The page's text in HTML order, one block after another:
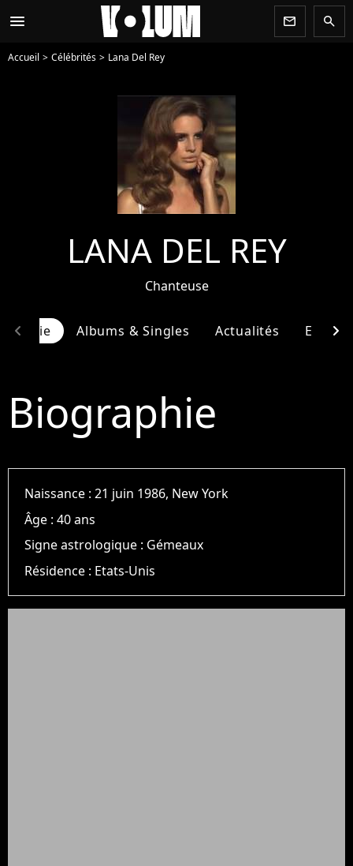
menu newsletter search
Accueil Célébrités Lana Del Rey
LANA DEL REY
Chanteuse
Albums & Singles Actualités
chevron_left chevron_right
Biographie
Naissance :21 juin 1986, New York
Âge :40 ans
Signe astrologique : Gémeaux
Résidence : Etats-Unis